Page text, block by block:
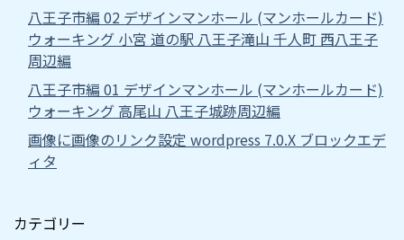
八王子市編 02 デザインマンホール (マンホールカード)
ウォーキング 小宮 道の駅 八王子滝山 千人町 西八王子
周辺編
八王子市編 01 デザインマンホール (マンホールカード)
ウォーキング 高尾山 八王子城跡周辺編
画像に画像のリンク設定 wordpress 7.0.X ブロックエデ
ィタ
カテゴリー